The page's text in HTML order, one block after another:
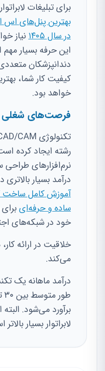
برای تبلیغات
بهترین پنل‌های اس
در سال ۱۴۰۵
نیاز
این حرفه بسیار مهم
دندانپزشکان متعددی
کیفیت کار شما،
خواهد بود.
فرصت‌های شغلی
رشته ایجاد کرده
نرم‌افزارهای
درآمد بسیار بالاتری
آموزش کامل ساخت
ساده و حرفه‌ای
خود در شبکه‌های
خلاقیت در ارائه
می‌کند.
برآورد می‌شود.
لابراتوار بسیار